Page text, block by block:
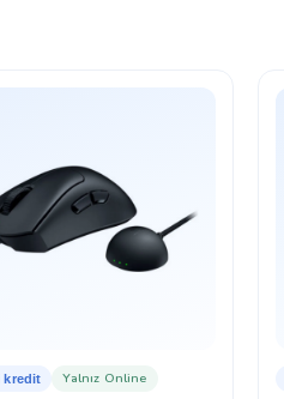
mümkündür. Rəsmi gəlir mənbəyi
borcu olmamalıdır. Bu şərtlər
Daha ətraflı
buradan baxa bilərsiniz.
kredit Yalnız Online